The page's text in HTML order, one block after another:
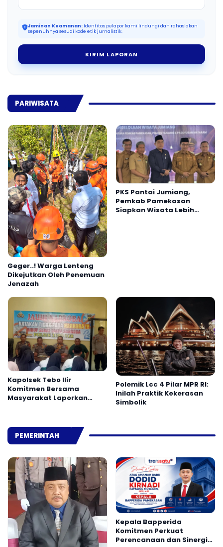
Jaminan Keamanan: Identitas pelapor kami lindungi dan rahasiakan
sepenuhnya sesuai kode etik jurnalistik.
KIRIM LAPORAN
PARIWISATA
Geger..! Warga Lenteng
Dikejutkan Oleh Penemuan
Jenazah
PKS Pantai Jumiang,
Pemkab Pamekasan
Siapkan Wisata Lebih
Kapolsek Tebo Ilir
Komitmen Bersama
Masyarakat Laporkan
Polemik Lcc 4 Pilar MPR RI:
Inilah Praktik Kekerasan
Simbolik
PEMERINTAH
Kepala Bapperida
Komitmen Perkuat
Perencanaan dan Sinergi